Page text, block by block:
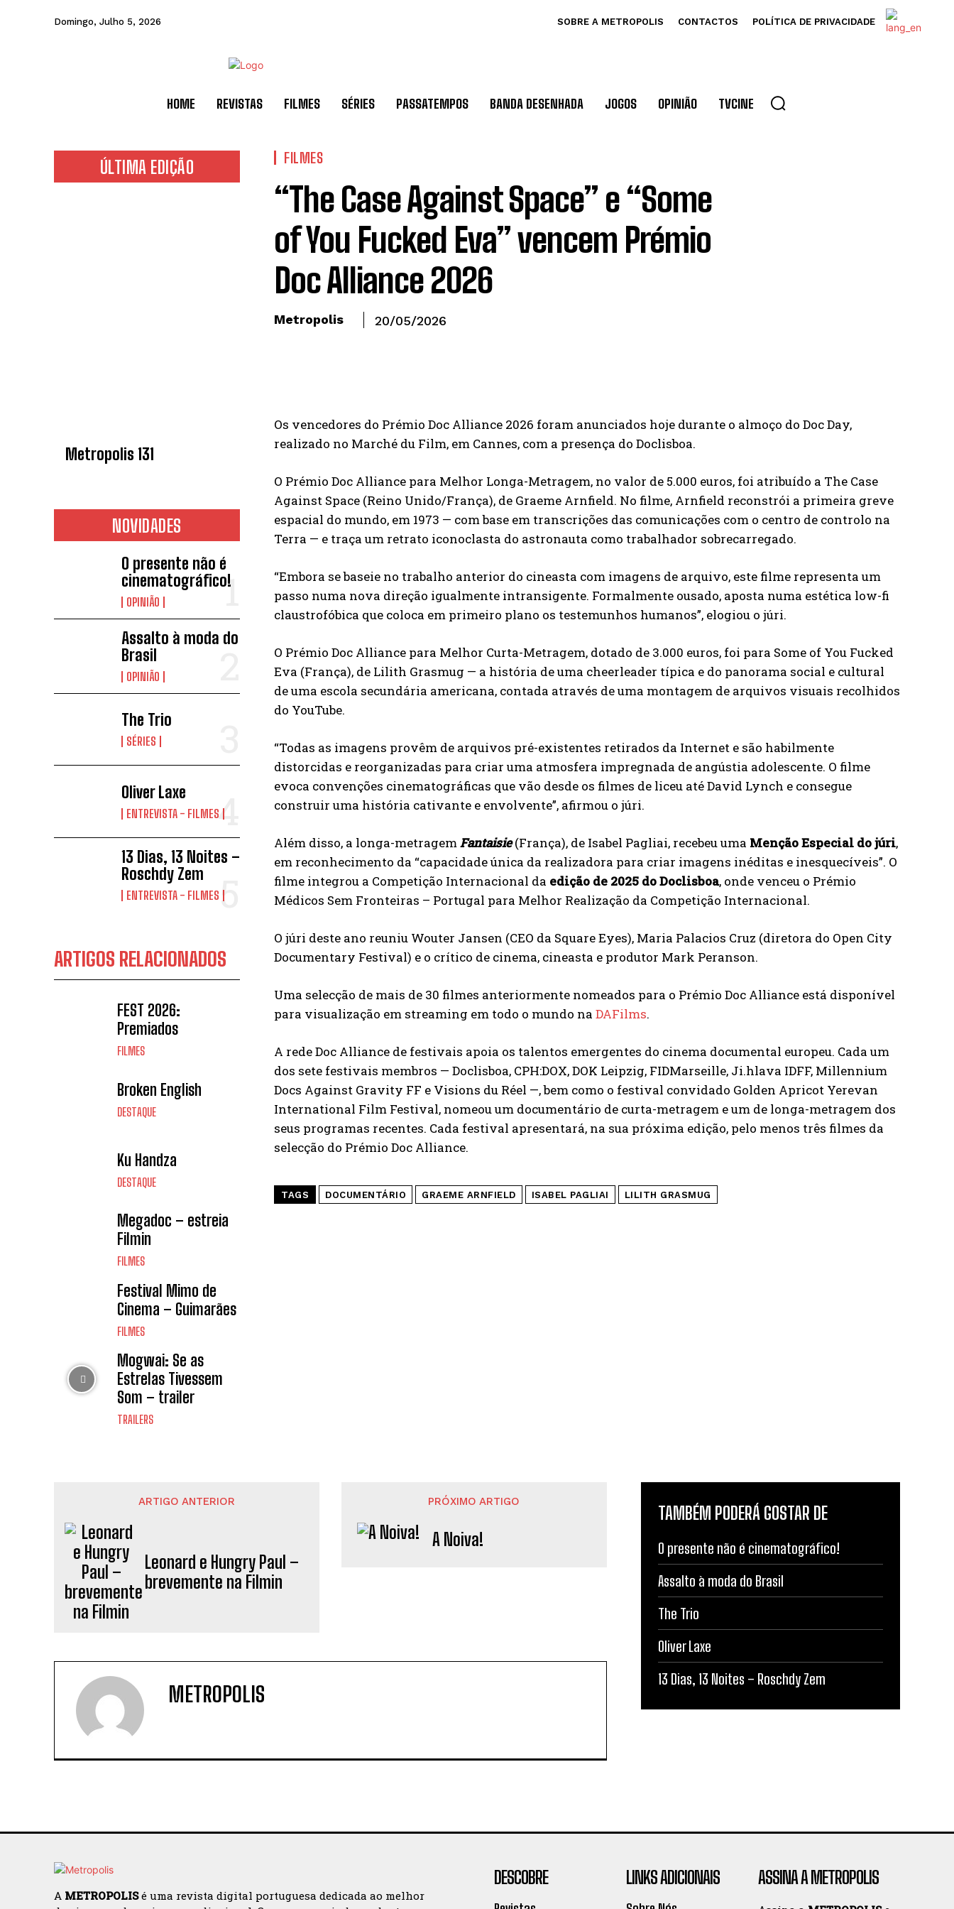
Domingo, Julho 5, 2026 SOBRE A METROPOLIS CONTACTOS POLÍTICA DE PRIVACIDADE
HOME REVISTAS FILMES SÉRIES PASSATEMPOS BANDA DESENHADA JOGOS OPINIÃO TVCINE
ÚLTIMA EDIÇÃO
Metropolis 131
NOVIDADES
O presente não é
cinematográfico!
OPINIÃO
Assalto à moda do
Brasil
OPINIÃO
The Trio
SÉRIES
Oliver Laxe
ENTREVISTA - FILMES
13 Dias, 13 Noites –
Roschdy Zem
ENTREVISTA - FILMES
ARTIGOS RELACIONADOS
FEST 2026:
Premiados
FILMES
Broken English
DESTAQUE
Ku Handza
DESTAQUE
Megadoc – estreia
Filmin
FILMES
Festival Mimo de
Cinema – Guimarães
FILMES
Mogwai: Se as
Estrelas Tivessem
Som – trailer
TRAILERS
FILMES
“The Case Against Space” e “Some
of You Fucked Eva” vencem Prémio
Doc Alliance 2026
Metropolis 20/05/2026
Os vencedores do Prémio Doc Alliance 2026 foram anunciados hoje durante o almoço do Doc Day,
realizado no Marché du Film, em Cannes, com a presença do Doclisboa.
O Prémio Doc Alliance para Melhor Longa-Metragem, no valor de 5.000 euros, foi atribuído a The Case
Against Space (Reino Unido/França), de Graeme Arnfield. No filme, Arnfield reconstrói a primeira greve
espacial do mundo, em 1973 — com base em transcrições das comunicações com o centro de controlo na
Terra — e traça um retrato iconoclasta do astronauta como trabalhador sobrecarregado.
“Embora se baseie no trabalho anterior do cineasta com imagens de arquivo, este filme representa um
passo numa nova direção igualmente intransigente. Formalmente ousado, aposta numa estética low-fi
claustrofóbica que coloca em primeiro plano os testemunhos humanos”, elogiou o júri.
O Prémio Doc Alliance para Melhor Curta-Metragem, dotado de 3.000 euros, foi para Some of You Fucked
Eva (França), de Lilith Grasmug — a história de uma cheerleader típica e do panorama social e cultural
de uma escola secundária americana, contada através de uma montagem de arquivos visuais recolhidos
do YouTube.
“Todas as imagens provêm de arquivos pré-existentes retirados da Internet e são habilmente
distorcidas e reorganizadas para criar uma atmosfera impregnada de angústia adolescente. O filme
evoca convenções cinematográficas que vão desde os filmes de liceu até David Lynch e consegue
construir uma história cativante e envolvente”, afirmou o júri.
Além disso, a longa-metragemFantaisie(França), de Isabel Pagliai, recebeu uma Menção Especial do júri,
em reconhecimento da “capacidade única da realizadora para criar imagens inéditas e inesquecíveis”. O
filme integrou a Competição Internacional da edição de 2025 do Doclisboa, onde venceu o Prémio
Médicos Sem Fronteiras – Portugal para Melhor Realização da Competição Internacional.
O júri deste ano reuniu Wouter Jansen (CEO da Square Eyes), Maria Palacios Cruz (diretora do Open City
Documentary Festival) e o crítico de cinema, cineasta e produtor Mark Peranson.
Uma selecção de mais de 30 filmes anteriormente nomeados para o Prémio Doc Alliance está disponível
para visualização em streaming em todo o mundo na DAFilms.
A rede Doc Alliance de festivais apoia os talentos emergentes do cinema documental europeu. Cada um
dos sete festivais membros — Doclisboa, CPH:DOX, DOK Leipzig, FIDMarseille, Ji.hlava IDFF, Millennium
Docs Against Gravity FF e Visions du Réel —, bem como o festival convidado Golden Apricot Yerevan
International Film Festival, nomeou um documentário de curta-metragem e um de longa-metragem dos
seus programas recentes. Cada festival apresentará, na sua próxima edição, pelo menos três filmes da
selecção do Prémio Doc Alliance.
TAGS DOCUMENTÁRIO GRAEME ARNFIELD ISABEL PAGLIAI LILITH GRASMUG
ARTIGO ANTERIOR
Leonard e Hungry Paul –
brevemente na Filmin
PRÓXIMO ARTIGO
A Noiva!
METROPOLIS
TAMBÉM PODERÁ GOSTAR DE
O presente não é cinematográfico!
Assalto à moda do Brasil
The Trio
Oliver Laxe
13 Dias, 13 Noites – Roschdy Zem
A METROPOLISé uma revista digital portuguesa dedicada ao melhor
DESCOBRE LINKS ADICIONAIS ASSINA A METROPOLIS